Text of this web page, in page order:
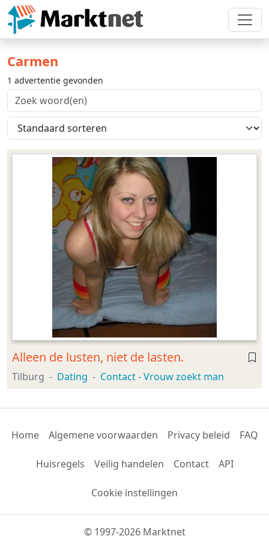
Carmen
1 advertentie gevonden
Alleen de lusten, niet de lasten.
Tilburg Dating Contact - Vrouw zoekt man
Home Algemene voorwaarden Privacy beleid FAQ
Huisregels Veilig handelen Contact API
Cookie instellingen
© 1997-2026 Marktnet